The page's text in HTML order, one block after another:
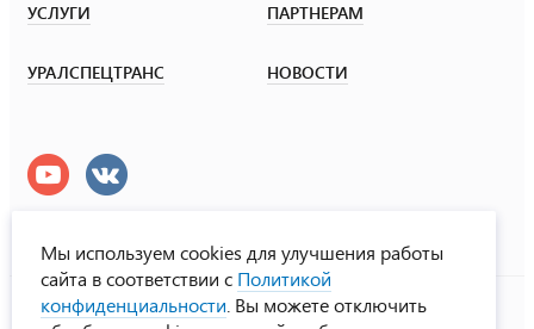
УСЛУГИ ПАРТНЕРАМ
УРАЛСПЕЦТРАНС НОВОСТИ
УралСпецТранс
Мы используем cookies для улучшения работы
сайта в соответствии с Политикой
конфиденциальности . Вы можете отключить